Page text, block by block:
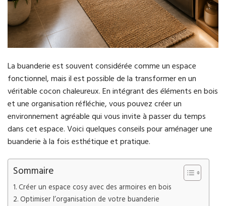
La buanderie est souvent considérée comme un espace
fonctionnel, mais il est possible de la transformer en un
véritable cocon chaleureux. En intégrant des éléments en bois
et une organisation réfléchie, vous pouvez créer un
environnement agréable qui vous invite à passer du temps
dans cet espace. Voici quelques conseils pour aménager une
buanderie à la fois esthétique et pratique.
Sommaire
Créer un espace cosy avec des armoires en bois
Optimiser l’organisation de votre buanderie